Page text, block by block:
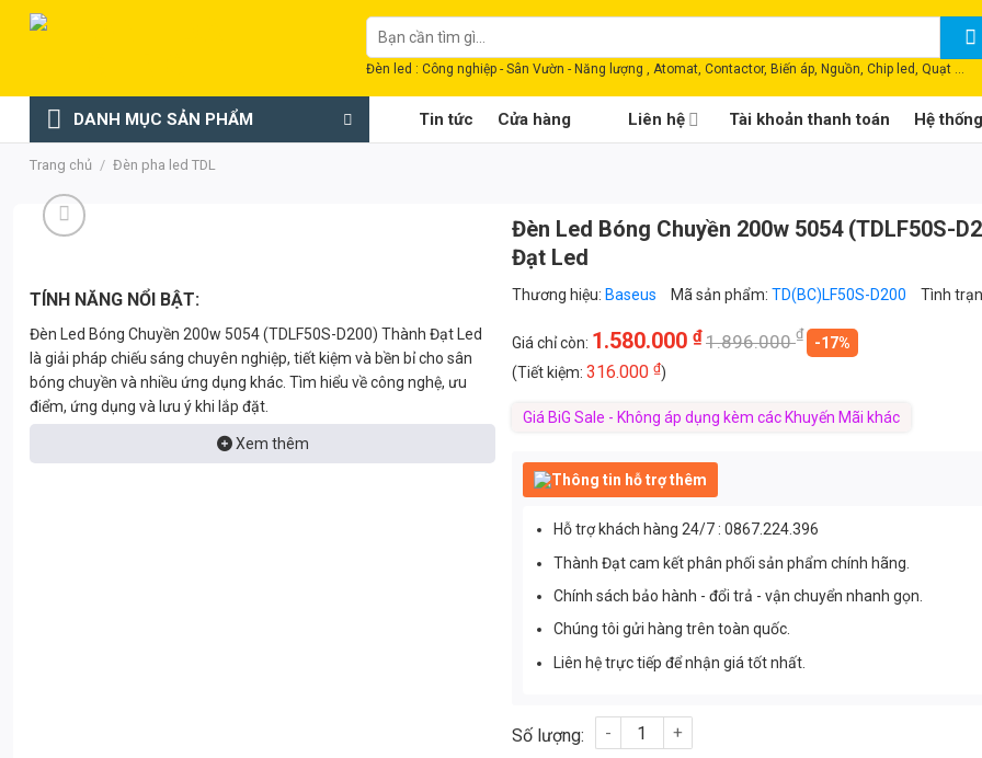
Chuyển
dung
Tìm
kiếm:
Đèn led : Công nghiệp - Sân Vườn - Năng lượng , Atomat, Contactor, Biến áp, Nguồn, Chip led, Quạt ...
DANH MỤC SẢN PHẨM Tin tức Cửa hàng Liên hệ Tài khoản thanh toán Hệ
Trang chủ / Đèn pha led TDL
TÍNH NĂNG NỔI BẬT:
Đèn Led Bóng Chuyền 200w 5054 (TDLF50S-D200) Thành Đạt Led
là giải pháp chiếu sáng chuyên nghiệp, tiết kiệm và bền bỉ cho sân
bóng chuyền và nhiều ứng dụng khác. Tìm hiểu về công nghệ, ưu
điểm, ứng dụng và lưu ý khi lắp đặt.
Xem thêm
Đèn Led Bóng Chuyền 200w 5054 (TDLF50S-
Đạt Led
Thương hiệu: Baseus Mã sản phẩm: TD(BC)LF50S-D200 Tình
Giá chỉ còn: 1.580.000 ₫1.896.000₫
-17%
(Tiết kiệm: 316.000 ₫)
Giá BiG Sale - Không áp dụng kèm các Khuyến Mãi khác
Thông tin hỗ trợ thêm
Hỗ trợ khách hàng 24/7 : 0867.224.396
Thành Đạt cam kết phân phối sản phẩm chính hãng.
Chính sách bảo hành - đổi trả - vận chuyển nhanh gọn.
Chúng tôi gửi hàng trên toàn quốc.
Liên hệ trực tiếp để nhận giá tốt nhất.
Đèn Led Bóng Chuyền 200w 5054 (TDLF50S-D200) Thành Đạt